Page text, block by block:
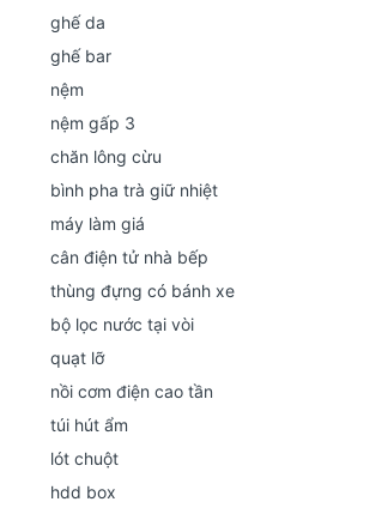
ghế da
ghế bar
nệm
nệm gấp 3
chăn lông cừu
bình pha trà giữ nhiệt
máy làm giá
cân điện tử nhà bếp
thùng đựng có bánh xe
bộ lọc nước tại vòi
quạt lỡ
nồi cơm điện cao tần
túi hút ẩm
lót chuột
hdd box